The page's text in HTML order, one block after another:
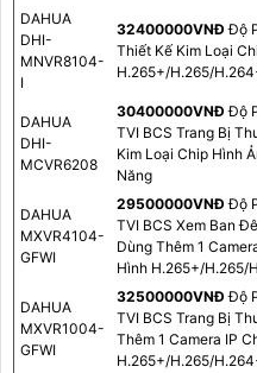
DAHUA
DHI-
MNVR8104-
I
32400000VNÐ Độ
Thiết Kế Kim Loại
H.265+/H.265/
DAHUA
DHI-
MCVR6208
30400000VNÐ Độ
TVI BCS Trang Bị
Kim Loại Chip Hình
Năng
DAHUA
MXVR4104-
GFWI
29500000VNÐ Độ
TVI BCS Xem Ban
Dùng Thêm 1
Hình H.265+/H.265/
DAHUA
MXVR1004-
GFWI
32500000VNÐ Độ
TVI BCS Trang Bị
Thêm 1 Camera IP
H.265+/H.265/